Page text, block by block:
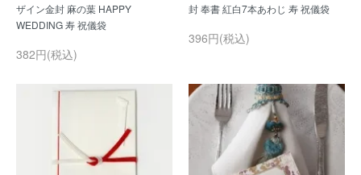
ザイン金封 麻の葉 HAPPY
382円(税込)
396円(税込)